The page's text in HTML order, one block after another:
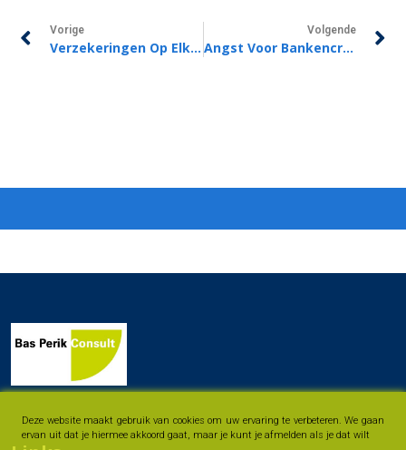
Vorige
Verzekeringen Op Elkaar Afstemmen Loont Meer Dan Ooit
Volgende
Angst Voor Bankencrisis Zorgt Voor Verlaging Hypotheekrentes
Deze website maakt gebruik van cookies om uw ervaring te verbeteren. We gaan
ervan uit dat je hiermee akkoord gaat, maar je kunt je afmelden als je dat wilt